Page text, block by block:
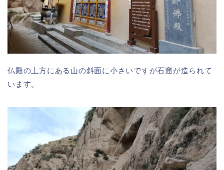
仏殿の上方にある山の斜面に小さいですが石窟が造られて
います。